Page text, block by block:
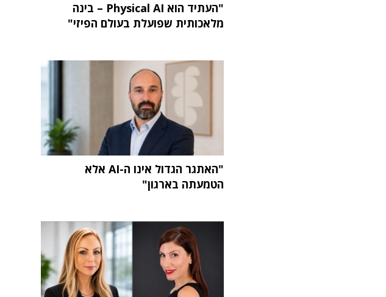
"העתיד הוא Physical AI – בינה
מלאכותית שפועלת בעולם הפיזי"
"האתגר הגדול אינו ה-AI אלא
הטמעתה בארגון"